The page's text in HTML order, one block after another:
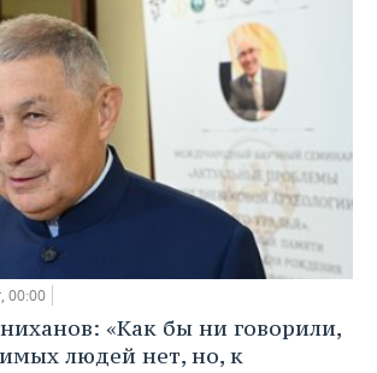
00:00
«Как бы ни говорили,
людей нет, но, к